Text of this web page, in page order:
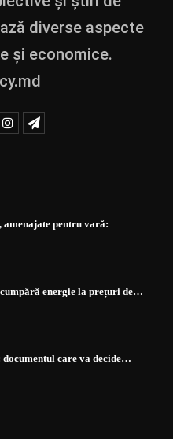
diverse aspecte
și economice.
amenajate pentru vară:
energie la prețuri de…
documentul care va decide…